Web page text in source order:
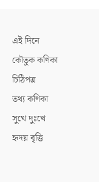
এই দিনে
কৌতুক কণিকা
চিঠিপত্র
তথ্য কণিকা
সুখে দুঃখে
হৃদয় বৃত্তি